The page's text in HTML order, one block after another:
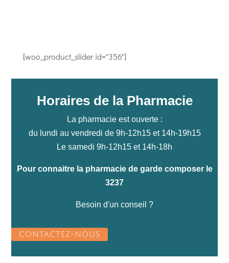
[woo_product_slider id="356"]
Horaires de la Pharmacie
La pharmacie est ouverte :
du lundi au vendredi de 9h-12h15 et 14h-19h15
Le samedi 9h-12h15 et 14h-18h
Pour connaitre la pharmacie de garde composer le
3237
Besoin d'un conseil ?
CONTACTEZ-NOUS